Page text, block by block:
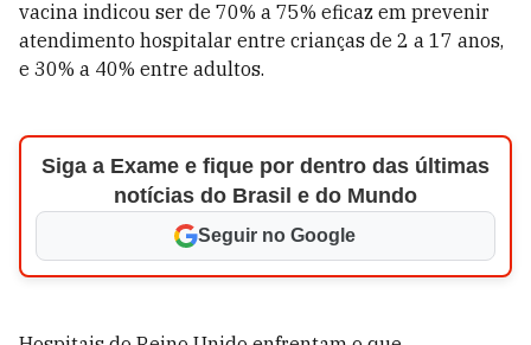
vacina indicou ser de 70% a 75% eficaz em prevenir
atendimento hospitalar entre crianças de 2 a 17 anos,
e 30% a 40% entre adultos.
Siga a Exame e fique por dentro das últimas
notícias do Brasil e do Mundo
Seguir no Google